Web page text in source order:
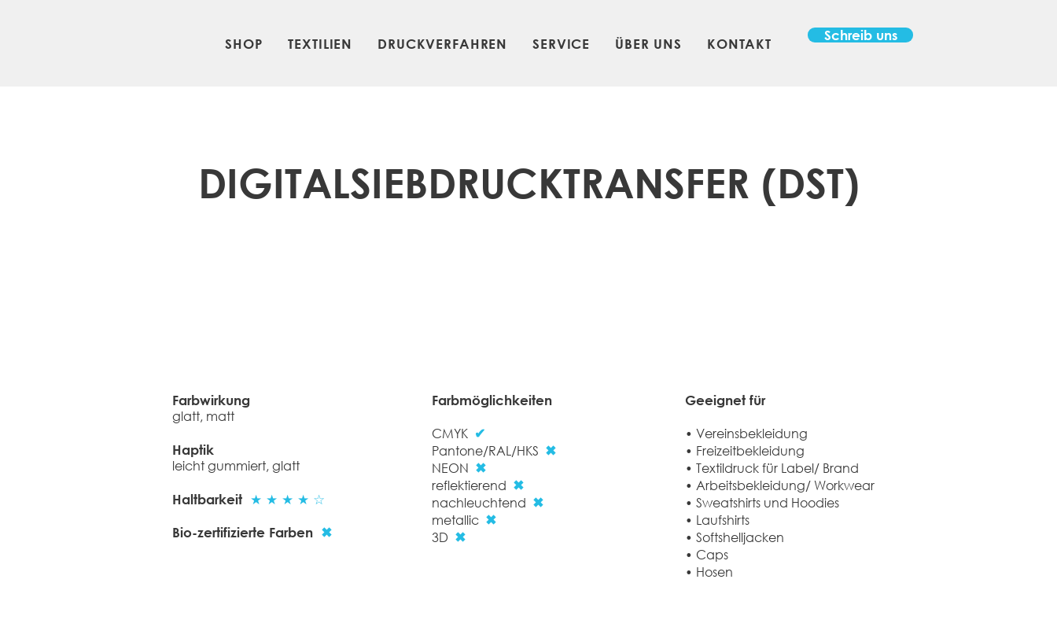
Schreib uns
SHOP TEXTILIEN DRUCKVERFAHREN SERVICE ÜBER UNS KONTAKT
DIGITALSIEBDRUCKTRANSFER (DST)
Farbwirkung
glatt, matt
Haptik
leicht gummiert, glatt​
Haltbarkeit ★ ★ ★ ★ ☆
Bio-zertifizierte Farben ✖
Farbmöglichkeiten
CMYK ✔
Pantone/RAL/HKS ✖
NEON ✖
reflektierend ✖
nachleuchtend ✖
metallic ✖
3D ✖
Geeignet für​
• Vereinsbekleidung
• Freizeitbekleidung
• Textildruck für Label/ Brand
• Arbeitsbekleidung/ Workwear
• Sweatshirts und Hoodies
• Laufshirts
• Softshelljacken
• Caps
• Hosen